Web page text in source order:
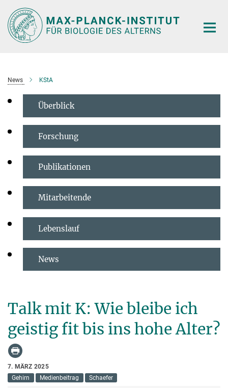
Hauptinhalt
News KStA
Überblick
Forschung
Publikationen
Mitarbeitende
Lebenslauf
News
Talk mit K: Wie bleibe ich
geistig fit bis ins hohe Alter?
7. MÄRZ 2025
Gehirn
Medienbeitrag Schaefer